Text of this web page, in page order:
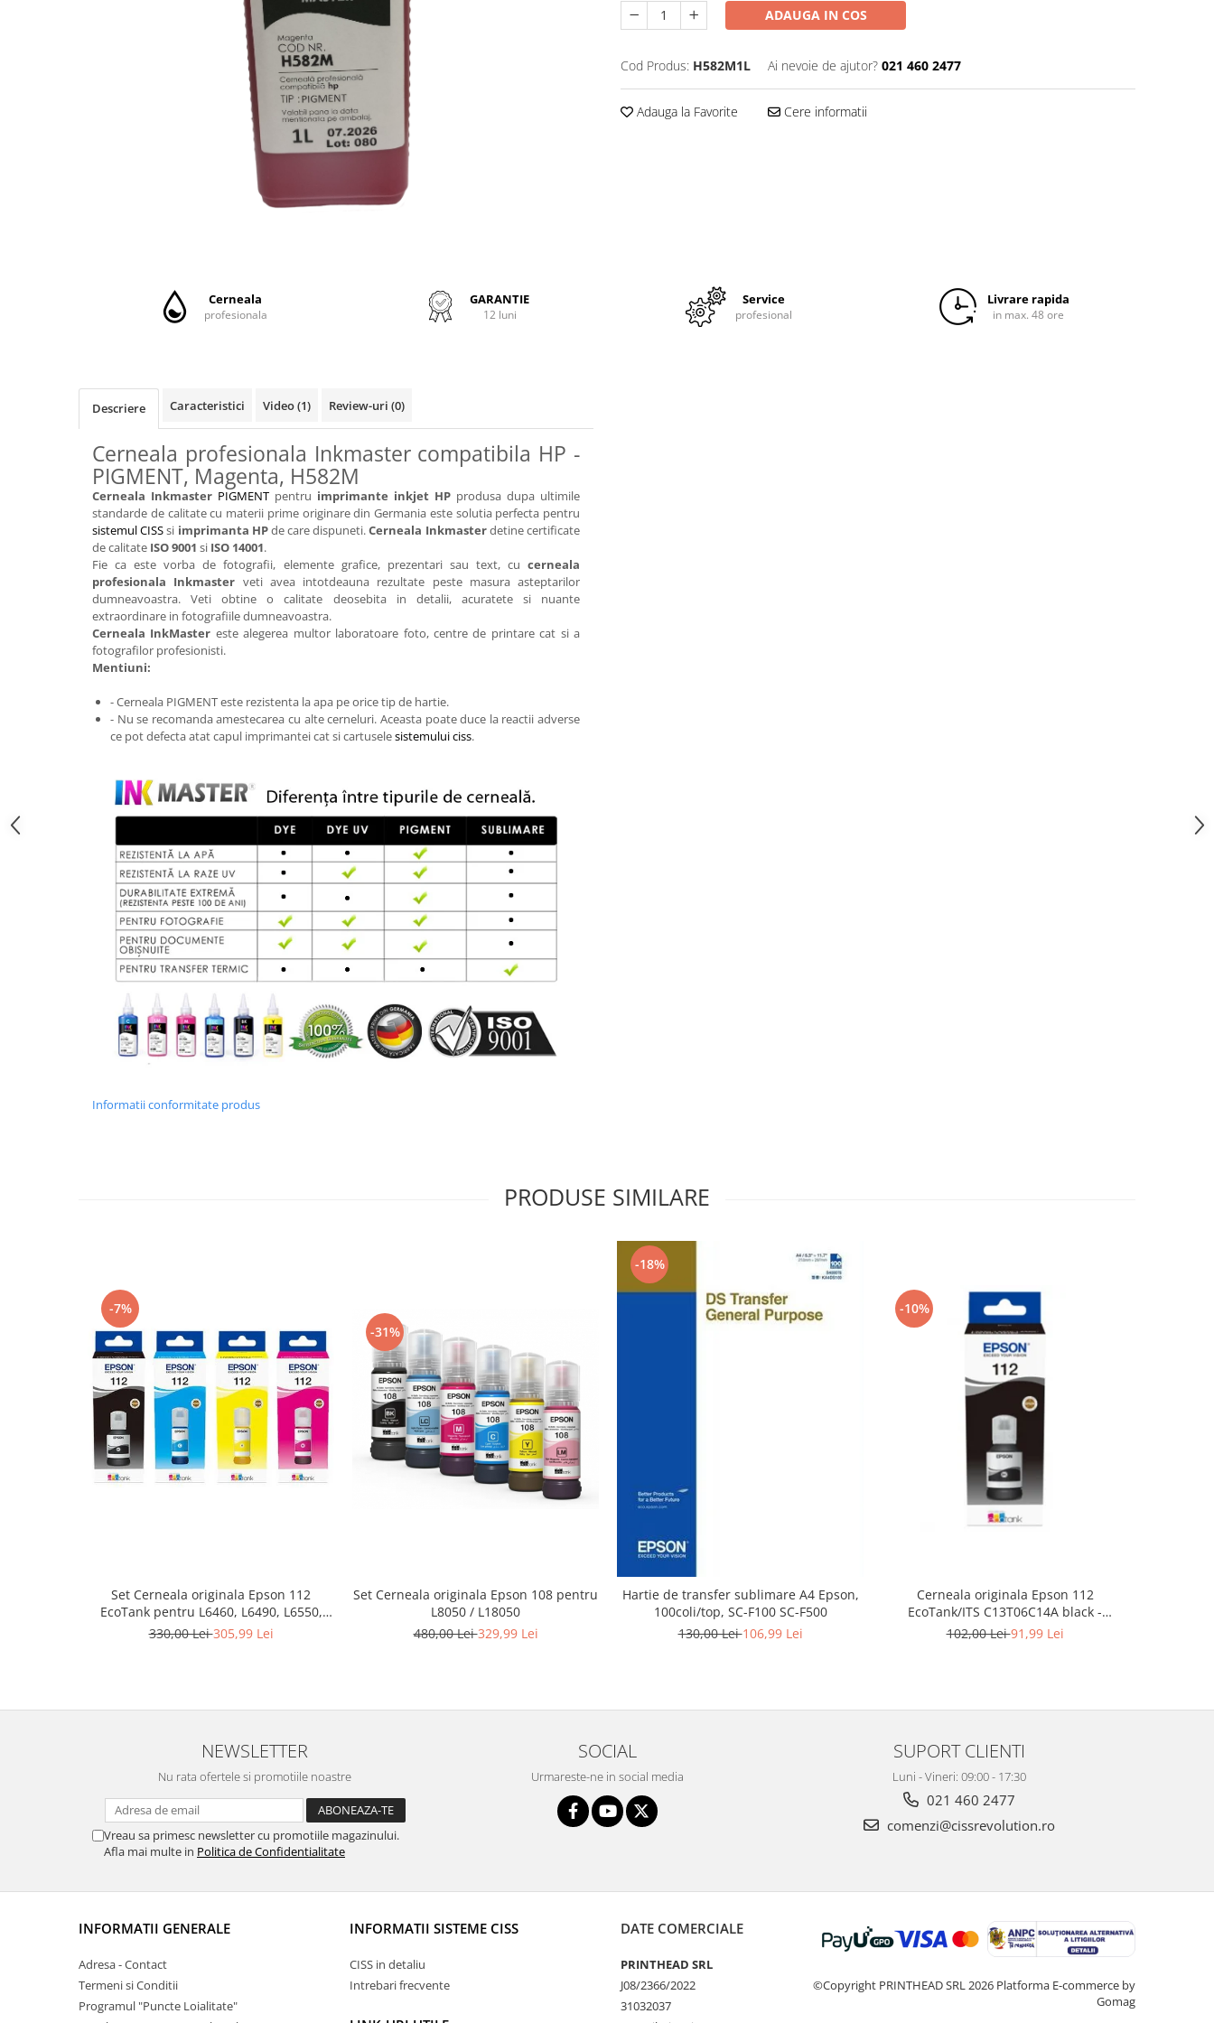
ADAUGA IN COS
Cod Produs: H582M1L Ai nevoie de ajutor? 021 460 2477
Adauga la Favorite Cere informatii
Cerneala
profesionala
GARANTIE
12 luni
Service
profesional
Livrare rapida
in max. 48 ore
Descriere Caracteristici Video(1) Review-uri (0)
Cerneala profesionala Inkmaster compatibila HP -
PIGMENT, Magenta, H582M
Cerneala Inkmaster PIGMENT pentru imprimante inkjet HP produsa dupa ultimile
standarde de calitate cu materii prime originare din Germania este solutia perfecta pentru
sistemul CISSsi imprimanta HPde care dispuneti.Cerneala Inkmasterdetine certificate
de calitate ISO 9001 si ISO 14001.
Fie ca este vorba de fotografii, elemente grafice, prezentari sau text, cu cerneala
profesionala Inkmaster veti avea intotdeauna rezultate peste masura asteptarilor
dumneavoastra. Veti obtine o calitate deosebita in detalii, acuratete si nuante
extraordinare in fotografiile dumneavoastra.
Cerneala InkMaster este alegerea multor laboratoare foto, centre de printare cat si a
fotografilor profesionisti.
Mentiuni:
- Cerneala PIGMENT este rezistenta la apa pe orice tip de hartie.
- Nu se recomanda amestecarea cu alte cerneluri. Aceasta poate duce la reactii adverse
ce pot defecta atat capul imprimantei cat si cartuselesistemului ciss.
Informatii conformitate produs
PRODUSE SIMILARE
-7%
Set Cerneala originala Epson 112
EcoTank pentru L6460, L6490, L6550,
L6570, L6580, L11160, L15150, L15160,
330,00 Lei305,99 Lei
-31%
Set Cerneala originala Epson 108 pentru
L8050 / L18050
480,00 Lei329,99 Lei
-18%
Hartie de transfer sublimare A4 Epson,
100coli/top, SC-F100 SC-F500
130,00 Lei106,99 Lei
-10%
Cerneala originala Epson 112
EcoTank/ITS C13T06C14A black -
imprimante Epson L6460, L6490, L6550,
102,00 Lei91,99 Lei
NEWSLETTER
Nu rata ofertele si promotiile noastre
Vreau sa primesc newsletter cu promotiile magazinului.
Afla mai multe in Politica de Confidentialitate
SOCIAL
Urmareste-ne in social media
SUPORT CLIENTI
Luni - Vineri: 09:00 - 17:30
021 460 2477
comenzi@cissrevolution.ro
INFORMATII GENERALE
Adresa - Contact
Termeni si Conditii
Programul "Puncte Loialitate"
INFORMATII SISTEME CISS
CISS in detaliu
Intrebari frecvente
DATE COMERCIALE
PRINTHEAD SRL
J08/2366/2022
31032037
©Copyright PRINTHEAD SRL 2026 Platforma E-commerce by
Gomag